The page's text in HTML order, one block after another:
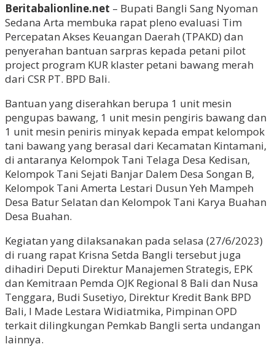
Beritabalionline.net – Bupati Bangli Sang Nyoman
Sedana Arta membuka rapat pleno evaluasi Tim
Percepatan Akses Keuangan Daerah (TPAKD) dan
penyerahan bantuan sarpras kepada petani pilot
project program KUR klaster petani bawang merah
dari CSR PT. BPD Bali.
Bantuan yang diserahkan berupa 1 unit mesin
pengupas bawang, 1 unit mesin pengiris bawang dan
1 unit mesin peniris minyak kepada empat kelompok
tani bawang yang berasal dari Kecamatan Kintamani,
di antaranya Kelompok Tani Telaga Desa Kedisan,
Kelompok Tani Sejati Banjar Dalem Desa Songan B,
Kelompok Tani Amerta Lestari Dusun Yeh Mampeh
Desa Batur Selatan dan Kelompok Tani Karya Buahan
Desa Buahan.
Kegiatan yang dilaksanakan pada selasa (27/6/2023)
di ruang rapat Krisna Setda Bangli tersebut juga
dihadiri Deputi Direktur Manajemen Strategis, EPK
dan Kemitraan Pemda OJK Regional 8 Bali dan Nusa
Tenggara, Budi Susetiyo, Direktur Kredit Bank BPD
Bali, I Made Lestara Widiatmika, Pimpinan OPD
terkait dilingkungan Pemkab Bangli serta undangan
lainnya.